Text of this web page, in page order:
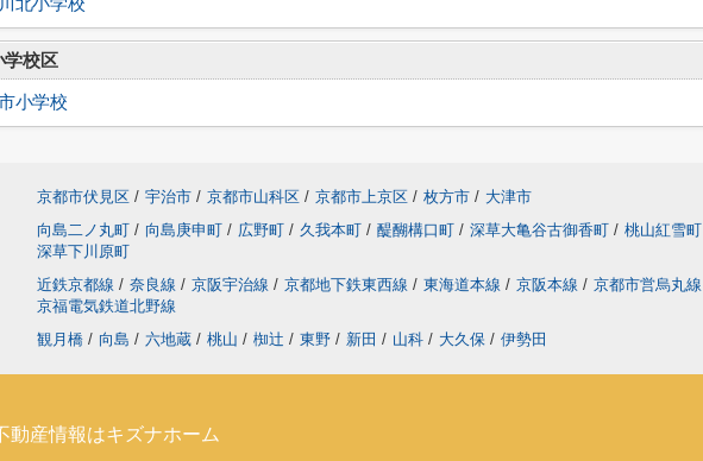
学校区
小学校
京都市伏見区 / 宇治市 / 京都市山科区 / 京都市上京区 / 枚方市 / 大津市
向島二ノ丸町 / 向島庚申町 / 広野町 / 久我本町 / 醍醐構口町 / 深草大亀谷古御香町 / 桃山紅雪町
深草下川原町
近鉄京都線 / 奈良線 / 京阪宇治線 / 京都地下鉄東西線 / 東海道本線 / 京阪本線 / 京都市営烏丸線
京福電気鉄道北野線
観月橋 / 向島 / 六地蔵 / 桃山 / 椥辻 / 東野 / 新田 / 山科 / 大久保 / 伊勢田
動産情報はキズナホーム